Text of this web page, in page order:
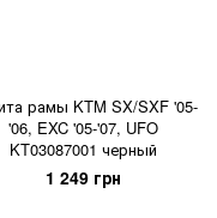
рамы KTM SX/SXF '05-
'06, EXC '05-'07, UFO
KT03087001 черный
1 249 грн